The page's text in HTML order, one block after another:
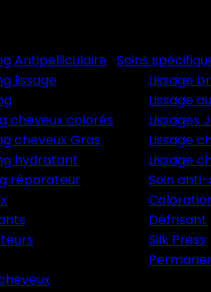
Antipelliculaire
lissage
cheveux colorés
cheveux Gras
hydratant
réparateur
Soins
Lissage
Lissage
Lissages
Lissage
Lissage
Soin
Défrisant
Silk Press